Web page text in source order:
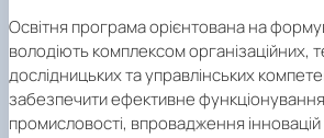
Освітня програма орієнтована на
володіють комплексом організаційних,
дослідницьких та управлінських
забезпечити ефективне
промисловості, впровадження